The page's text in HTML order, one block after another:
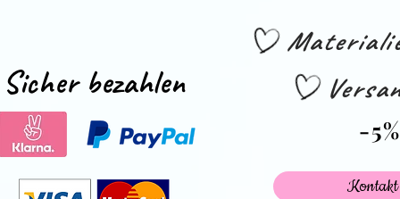
Sicher bezahlen
-5%
Kontakt